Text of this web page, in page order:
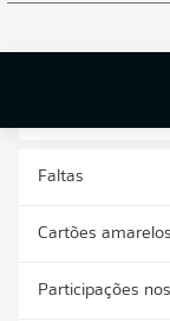
Faltas
Cartões amarelos
Participações